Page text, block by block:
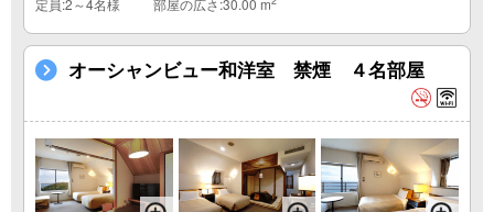
オーシャンビュー和洋室 禁煙 ４名部屋